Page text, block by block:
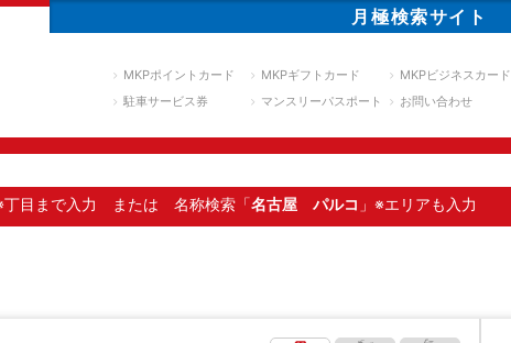
月極検索サイト
MKPポイントカード MKPギフトカード
MKPビジネスカード
駐車サービス券
マンスリーパスポート お問い合わせ
丁目まで入力 または 名称検索「名古屋 パルコ 」※エリアも入力